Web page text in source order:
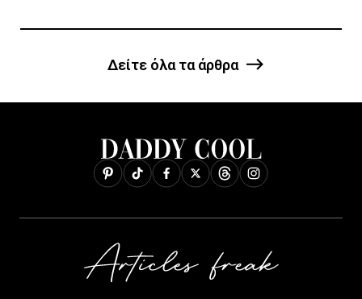
Δείτε όλα τα άρθρα